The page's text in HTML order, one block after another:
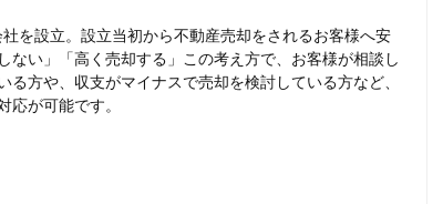
を設立。設立当初から不動産売却をされるお客様へ安
い」「高く売却する」この考え方で、お客様が相談し
方や、収支がマイナスで売却を検討している方など、
が可能です。